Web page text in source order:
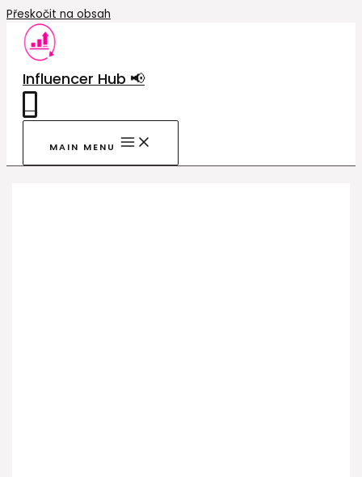
Přeskočit na obsah
Influencer Hub 📢
MAIN MENU